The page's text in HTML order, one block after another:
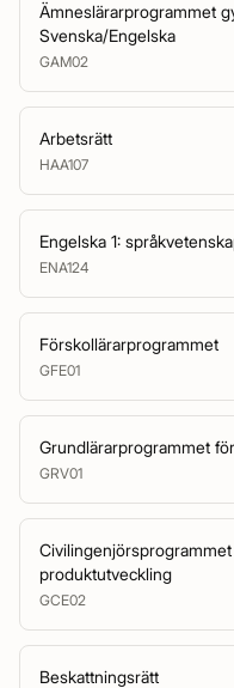
Ämneslärarprogrammet
Svenska/Engelska
GAM02
Arbetsrätt
HAA107
Engelska 1:
ENA124
Förskollärarprogrammet
GFE01
Grundlärarprogrammet
GRV01
produktutveckling
GCE02
Beskattningsrätt